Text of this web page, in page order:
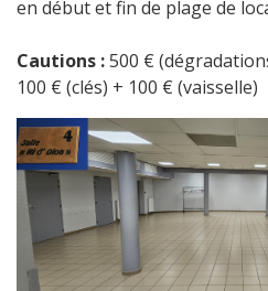
en début et fin de plage de
Cautions :500 €
100 € (clés) + 100 € (vaisselle)